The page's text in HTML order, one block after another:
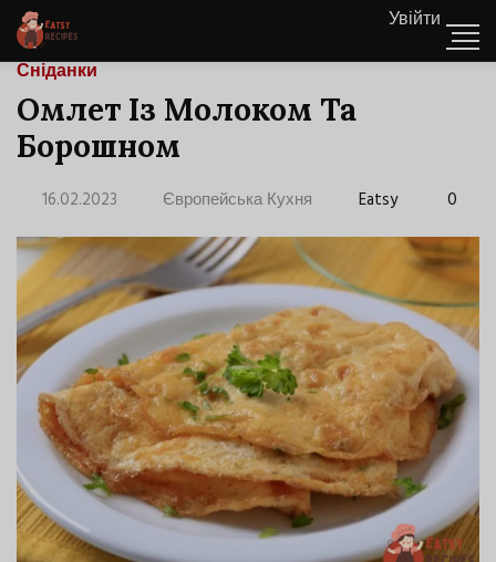
Увійти
Сніданки
Омлет Із Молоком Та
Борошном
16.02.2023 Європейська Кухня Eatsy 0